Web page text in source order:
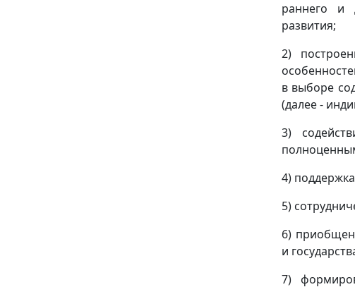
раннего и
развития;
2)
в выборе
(далее -
3)
4)
5)
6)
и
7)